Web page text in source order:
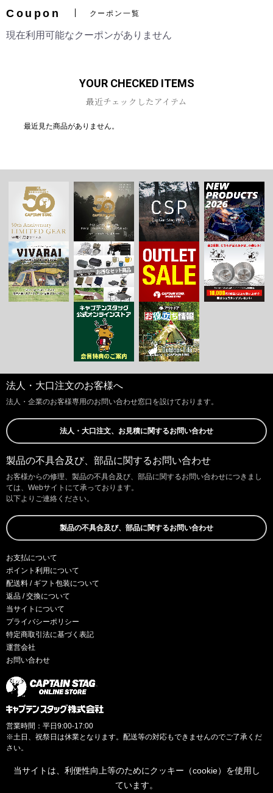
Coupon クーポン一覧
現在利用可能なクーポンがありません
YOUR CHECKED ITEMS
最近チェックしたアイテム
最近見た商品がありません。
法人・大口注文のお客様へ
法人・企業のお客様専用のお問い合わせ窓口を設けております。
法人・大口注文、お見積に関するお問い合わせ
製品の不具合及び、部品に関するお問い合わせ
お客様からの修理、製品の不具合及び、部品に関するお問い合わせにつきまし
ては、Webサイトにて承っております。
以下よりご連絡ください。
製品の不具合及び、部品に関するお問い合わせ
お支払について
ポイント利用について
配送料 / ギフト包装について
返品 / 交換について
当サイトについて
プライバシーポリシー
特定商取引法に基づく表記
運営会社
お問い合わせ
営業時間：平日9:00-17:00
※土日、祝祭日は休業となります。配送等の対応もできませんのでご了承くだ
さい。
当サイトは、利便性向上等のためにクッキー（cookie）を使用し
ています。